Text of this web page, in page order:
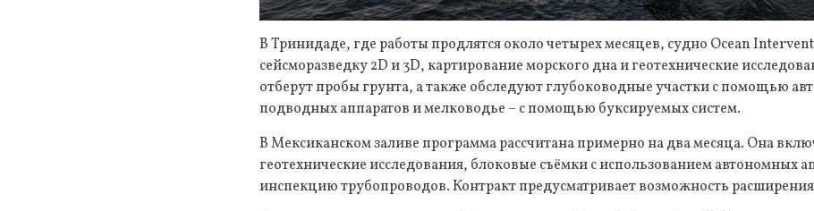
В Тринидаде, где работы продлятся около четырех месяцев, судно Ocean
сейсморазведку 2D и 3D, картирование морского дна и геотехнические
отберут пробы грунта, а также обследуют глубоководные участки с помощью
подводных аппаратов и мелководье – с помощью буксируемых систем.
В Мексиканском заливе программа рассчитана примерно на два месяца. Она
геотехнические исследования, блоковые съёмки с использованием автономных
инспекцию трубопроводов. Контракт предусматривает возможность